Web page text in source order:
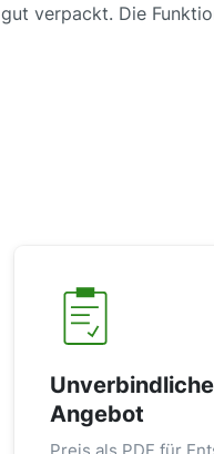
verpackt. Die
Angebot